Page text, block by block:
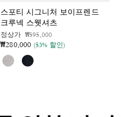
스포티 시그니처 보이프렌드
크루넥 스웻셔츠
정상가 가격 인하 전
₩595,000인하됨
₩280,000 (53% 할인)